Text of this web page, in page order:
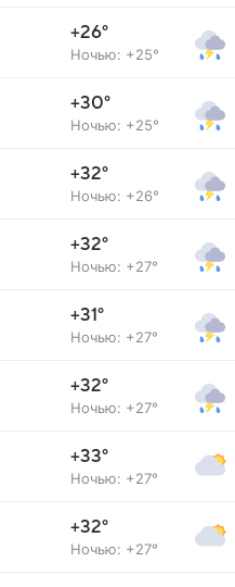
+26°
Ночью: +25°
+30°
Ночью: +25°
+32°
Ночью: +26°
+32°
Ночью: +27°
+31°
Ночью: +27°
+32°
Ночью: +27°
+33°
Ночью: +27°
+32°
Ночью: +27°